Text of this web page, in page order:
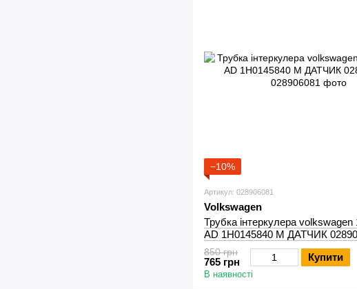
−10%
Артикул: 028906081
Volkswagen
Трубка інтеркулера volkswagen
AD 1H0145840 M ДАТЧИК
850 грн
765 грн Купити
В наявності